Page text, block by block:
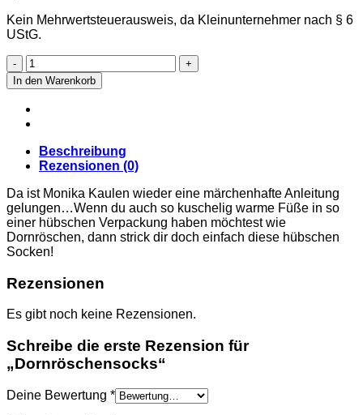
Kein Mehrwertsteuerausweis, da Kleinunternehmer nach § 6
UStG.
Dornröschensocks
Menge
In den Warenkorb
Beschreibung
Rezensionen (0)
Da ist Monika Kaulen wieder eine märchenhafte Anleitung
gelungen…Wenn du auch so kuschelig warme Füße in so
einer hübschen Verpackung haben möchtest wie
Dornröschen, dann strick dir doch einfach diese hübschen
Socken!
Rezensionen
Es gibt noch keine Rezensionen.
Schreibe die erste Rezension für
„Dornröschensocks“
Deine Bewertung *